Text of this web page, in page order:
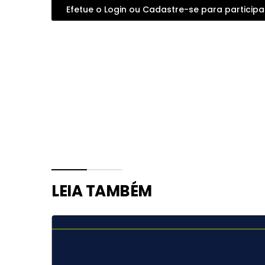
Efetue o Login ou Cadastre-se para
LEIA TAMBÉM